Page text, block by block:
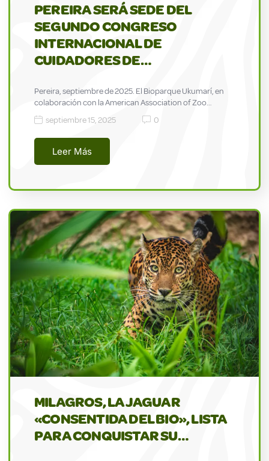
PEREIRA SERÁ SEDE DEL
SEGUNDO CONGRESO
INTERNACIONAL DE
CUIDADORES DE…
Pereira, septiembre de 2025. El Bioparque Ukumarí, en
colaboración con la American Association of Zoo…
septiembre 15, 2025
0
Leer Más
MILAGROS, LA JAGUAR
«CONSENTIDA DEL BIO», LISTA
PARA CONQUISTAR SU…